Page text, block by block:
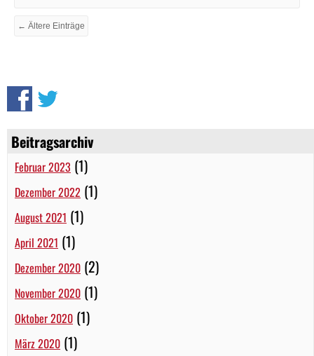
Beitragsarchiv
Februar 2023 (1)
Dezember 2022 (1)
August 2021 (1)
April 2021 (1)
Dezember 2020 (2)
November 2020 (1)
Oktober 2020 (1)
März 2020 (1)
← Ältere Einträge